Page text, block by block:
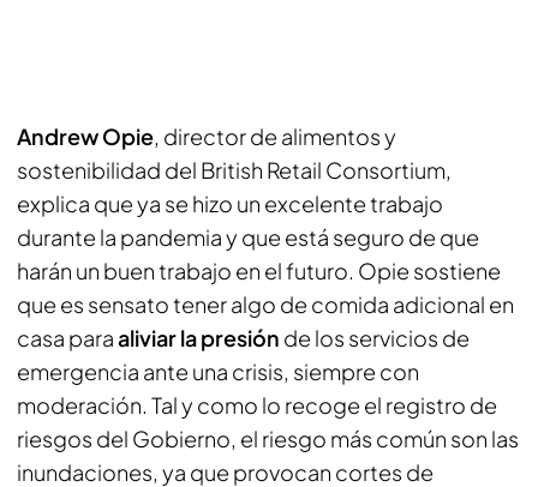
Andrew Opie, director de alimentos y
sostenibilidad del British Retail Consortium,
explica que ya se hizo un excelente trabajo
durante la pandemia y que está seguro de que
harán un buen trabajo en el futuro. Opie sostiene
que es sensato tener algo de comida adicional en
casa paraaliviar la presión de los servicios de
emergencia ante una crisis, siempre con
moderación. Tal y como lo recoge el registro de
riesgos del Gobierno, el riesgo más común son las
inundaciones, ya que provocan cortes de